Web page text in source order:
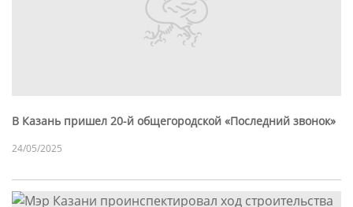
В Казань пришел 20-й общегородской «Последний звонок»
24/05/2025